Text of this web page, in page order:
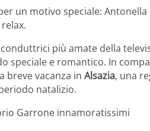
un motivo speciale:
più amate della
speciale e romantico. In
breve vacanza in Alsazia, una
natalizio.
Garrone innamoratissimi